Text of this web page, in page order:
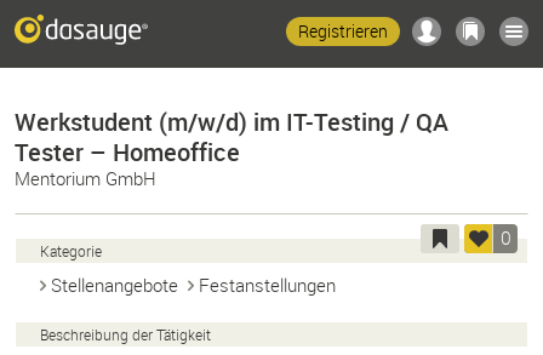
Registrieren
Werkstudent (m/w/d) im IT-Testing / QA
Tester – Homeoffice
Mentorium GmbH
Kategorie
0
Stellenangebote
Festanstellungen
Beschreibung der Tätigkeit